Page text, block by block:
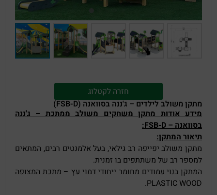
חזרה לקטלוג
מתקן משולב לילדים – ג'ננה בסוואנה (FSB-D)
מידע אודות מתקן משחקים משולב ממתכת – ג'ננה
בסוואנה – FSB-D
:
תיאור המתקן:
מתקן משולב יפייפה רב גילאי, בעל אלמנטים רבים, המתאים
למספר רב של משתתפים בו זמנית.
המתקן בנוי עמודים מחומר ייחודי דמוי עץ – מתכת המצופה
PLASTIC WOOD.